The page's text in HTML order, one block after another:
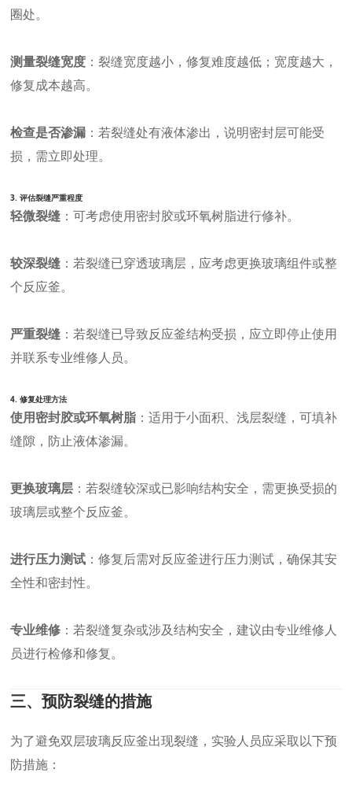
圈处。
测量裂缝宽度 ：裂缝宽度越小，修复难度越低；宽度越大，
修复成本越高。
检查是否渗漏 ：若裂缝处有液体渗出，说明密封层可能受
损，需立即处理。
3.评估裂缝严重程度
轻微裂缝 ：可考虑使用密封胶或环氧树脂进行修补。
较深裂缝 ：若裂缝已穿透玻璃层，应考虑更换玻璃组件或整
个反应釜。
严重裂缝 ：若裂缝已导致反应釜结构受损，应立即停止使用
并联系专业维修人员。
4.修复处理方法
使用密封胶或环氧树脂 ：适用于小面积、浅层裂缝，可填补
缝隙，防止液体渗漏。
更换玻璃层 ：若裂缝较深或已影响结构安全，需更换受损的
玻璃层或整个反应釜。
进行压力测试 ：修复后需对反应釜进行压力测试，确保其安
全性和密封性。
专业维修 ：若裂缝复杂或涉及结构安全，建议由专业维修人
员进行检修和修复。
三、预防裂缝的措施
为了避免双层玻璃反应釜出现裂缝，实验人员应采取以下预
防措施：